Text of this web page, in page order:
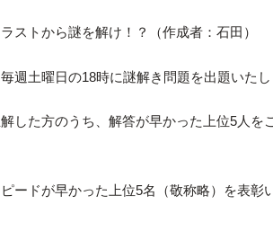
ストから謎を解け！？（作成者：石田）
週土曜日の18時に謎解き問題を出題いたし
した方のうち、解答が早かった上位5人を
ードが早かった上位5名（敬称略）を表彰